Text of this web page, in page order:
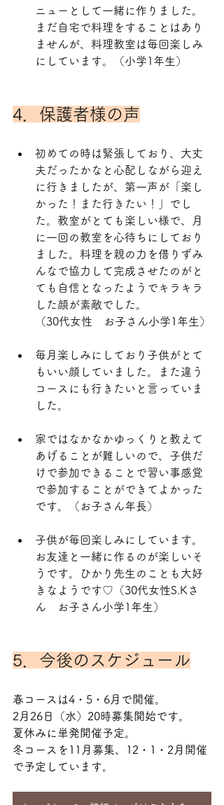
ニューとして一緒に作りました。
まだ自宅で料理をすることはあり
ませんが、料理教室は毎回楽しみ
にしています。（小学1年生）
4．保護者様の声
初めての時は緊張しており、大丈
夫だったかなと心配しながら迎え
に行きましたが、第一声が「楽し
かった！また行きたい！」でし
た。教室がとても楽しい様で、月
に一回の教室を心待ちにしており
ました。料理を親の力を借りずみ
んなで協力して完成させたのがと
ても自信となったようでキラキラ
した顔が素敵でした。
（30代女性　お子さん小学1年生）
毎月楽しみにしており子供がとて
もいい顔していました。また違う
コースにも行きたいと言っていま
した。
家ではなかなかゆっくりと教えて
あげることが難しいので、子供だ
けで参加できることで習い事感覚
で参加することができてよかった
です。（お子さん年長）
子供が毎回楽しみにしています。
お友達と一緒に作るのが楽しいそ
うです。ひかり先生のことも大好
きなようです♡（30代女性S.Kさ
ん　お子さん小学1年生）
5．今後のスケジュール
春コースは4・5・6月で開催。
2月26日（水）20時募集開始です。
夏休みに単発開催予定。
冬コースを11月募集、12・1・2月開催
で予定しています。